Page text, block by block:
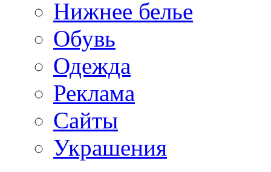
Нижнее белье
Обувь
Одежда
Реклама
Сайты
Украшения